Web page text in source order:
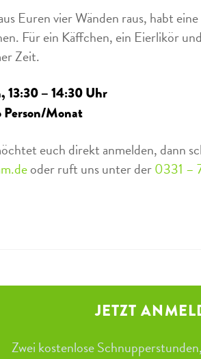
Euren vier Wänden raus, habt
Für ein Käffchen, ein Eierlikör
Zeit.
13:30 – 14:30 Uhr
Monat
euch direkt anmelden, dann
oder ruft uns unter der0331 –
JETZT
Zwei kostenlose